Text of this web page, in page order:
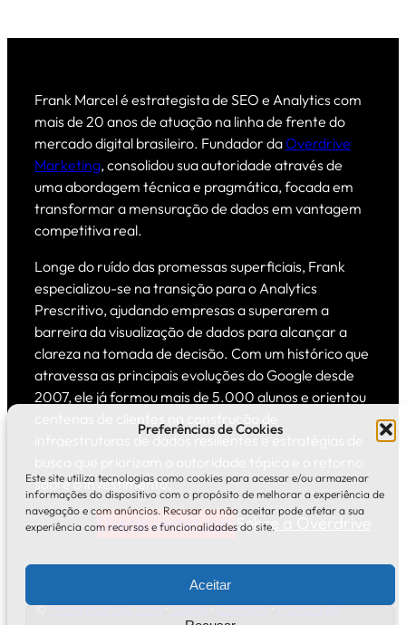
Preferências de Cookies
Este site utiliza tecnologias como cookies para acessar e/ou armazenar
informações do dispositivo com o propósito de melhorar a experiência de
navegação e com anúncios. Recusar ou não aceitar pode afetar a sua
experiência com recursos e funcionalidades do site.
Aceitar
Frank Marcel é estrategista de SEO e Analytics com
mais de 20 anos de atuação na linha de frente do
mercado digital brasileiro. Fundador daOverdrive
Marketing, consolidou sua autoridade através de
uma abordagem técnica e pragmática, focada em
transformar a mensuração de dados em vantagem
competitiva real.
Longe do ruído das promessas superficiais, Frank
especializou-se na transição para o Analytics
Prescritivo, ajudando empresas a superarem a
barreira da visualização de dados para alcançar a
clareza na tomada de decisão. Com um histórico que
atravessa as principais evoluções do Google desde
2007, ele já formou mais de 5.000 alunos e orientou
infraestruturas de dados resilientes e estratégias de
sobre o investimento.
Overdrivemkt.comSobre a Overdrive
©Frankmarcel.com·Sobre·Contato·Política de